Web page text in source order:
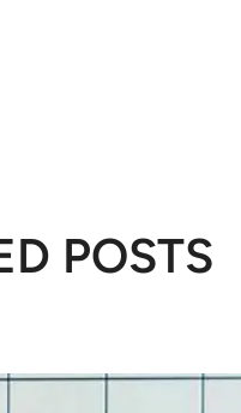
POSTS